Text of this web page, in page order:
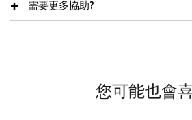
需要更多協助?
您可能也會